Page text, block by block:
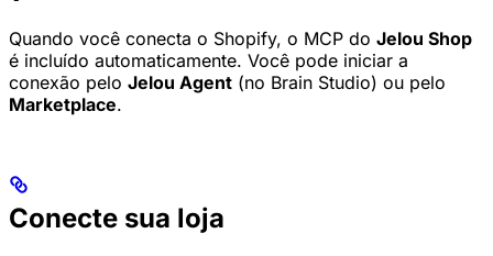
Quando você conecta o Shopify, o MCP do Jelou Shop
é incluído automaticamente. Você pode iniciar a
conexão pelo Jelou Agent (no Brain Studio) ou pelo
Marketplace.
Conecte sua loja